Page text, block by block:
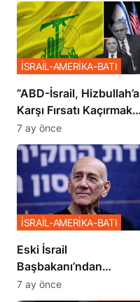
​​​​​​​”ABD-İsrail, Hizbullah’a
Karşı Fırsatı Kaçırmak
İstemiyor”
İSRAİL-AMERİKA-BATI
7 ay önce
Eski İsrail
Başbakanı’ndan
Netanyahu’ya Ağır
İSRAİL-AMERİKA-BATI
7 ay önce